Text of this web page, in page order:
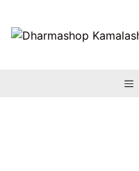
Inhalt
springen